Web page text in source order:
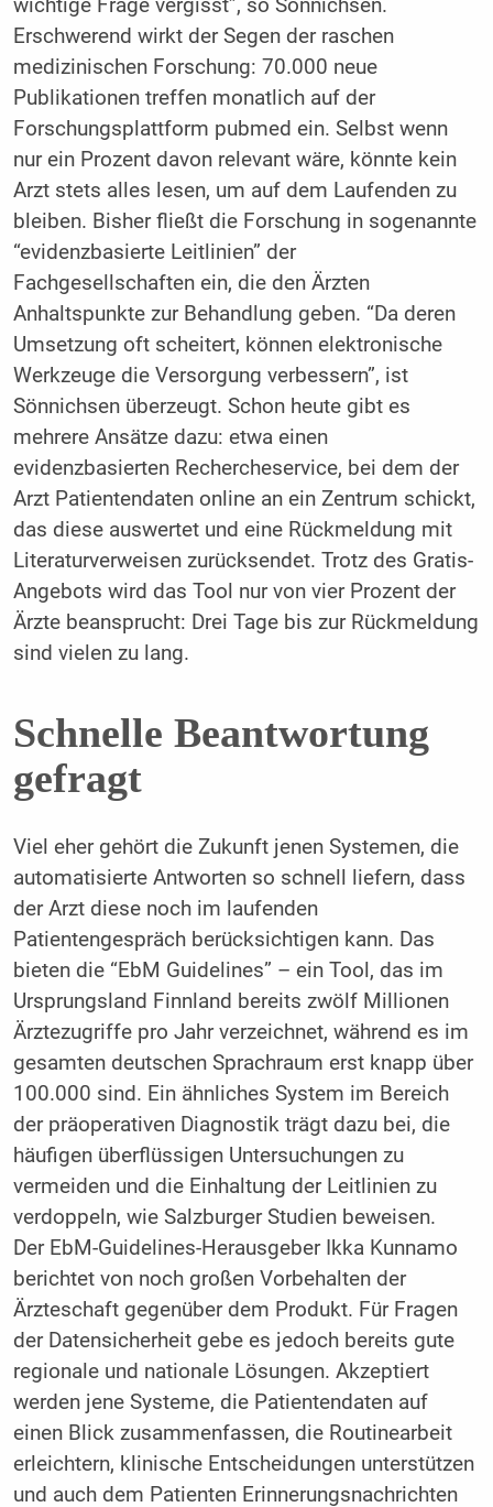
wichtige Frage vergisst”, so Sönnichsen.
Erschwerend wirkt der Segen der raschen
medizinischen Forschung: 70.000 neue
Publikationen treffen monatlich auf der
Forschungsplattform pubmed ein. Selbst wenn
nur ein Prozent davon relevant wäre, könnte kein
Arzt stets alles lesen, um auf dem Laufenden zu
bleiben. Bisher fließt die Forschung in sogenannte
“evidenzbasierte Leitlinien” der
Fachgesellschaften ein, die den Ärzten
Anhaltspunkte zur Behandlung geben. “Da deren
Umsetzung oft scheitert, können elektronische
Werkzeuge die Versorgung verbessern”, ist
Sönnichsen überzeugt. Schon heute gibt es
mehrere Ansätze dazu: etwa einen
evidenzbasierten Rechercheservice, bei dem der
Arzt Patientendaten online an ein Zentrum schickt,
das diese auswertet und eine Rückmeldung mit
Literaturverweisen zurücksendet. Trotz des Gratis-
Angebots wird das Tool nur von vier Prozent der
Ärzte beansprucht: Drei Tage bis zur Rückmeldung
sind vielen zu lang.
Schnelle Beantwortung
gefragt
Viel eher gehört die Zukunft jenen Systemen, die
automatisierte Antworten so schnell liefern, dass
der Arzt diese noch im laufenden
Patientengespräch berücksichtigen kann. Das
bieten die “EbM Guidelines” – ein Tool, das im
Ursprungsland Finnland bereits zwölf Millionen
Ärztezugriffe pro Jahr verzeichnet, während es im
gesamten deutschen Sprachraum erst knapp über
100.000 sind. Ein ähnliches System im Bereich
der präoperativen Diagnostik trägt dazu bei, die
häufigen überflüssigen Untersuchungen zu
vermeiden und die Einhaltung der Leitlinien zu
verdoppeln, wie Salzburger Studien beweisen.
Der EbM-Guidelines-Herausgeber Ikka Kunnamo
berichtet von noch großen Vorbehalten der
Ärzteschaft gegenüber dem Produkt. Für Fragen
der Datensicherheit gebe es jedoch bereits gute
regionale und nationale Lösungen. Akzeptiert
werden jene Systeme, die Patientendaten auf
einen Blick zusammenfassen, die Routinearbeit
erleichtern, klinische Entscheidungen unterstützen
und auch dem Patienten Erinnerungsnachrichten